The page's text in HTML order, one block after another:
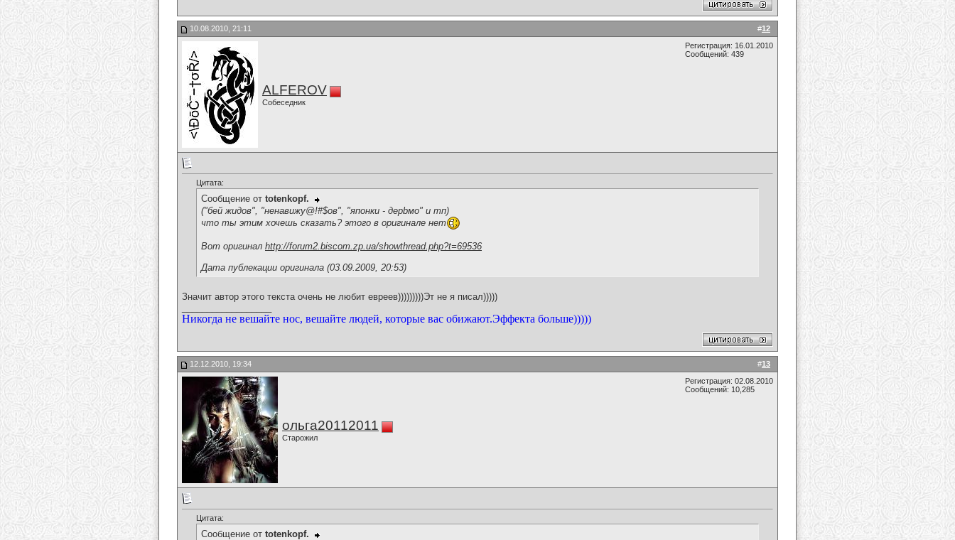
#12
10.08.2010, 21:11
ALFEROV
Собеседник
Регистрация: 16.01.2010
Сообщений: 439
Цитата:
Сообщение от totenkopf.
("бей жидов", "ненавижу@!#$ов", "японки - дерbмо" и тп)
что ты этим хочешь сказать? этого в оригинале нет
Вот оригинал http://forum2.biscom.zp.ua/showthread.php?t=69536
Дата публекации оригинала (03.09.2009, 20:53)
Значит автор этого текста очень не любит евреев)))))))))Эт не я писал)))))
Никогда не вешайте нос, вешайте людей, которые вас обижают.Эффекта больше)))))
#13
12.12.2010, 19:34
ольга20112011
Старожил
Регистрация: 02.08.2010
Сообщений: 10,285
Цитата:
Сообщение от totenkopf.